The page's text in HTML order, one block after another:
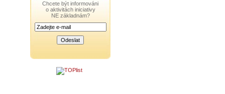
Chcete být informováni
o aktivitách iniciativy
NE základnám?